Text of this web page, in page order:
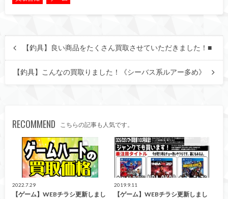
【釣具】良い商品をたくさん買取させていただきました！■
【釣具】こんなの買取りました！《シーバス系ルアー多め》
RECOMMEND こちらの記事も人気です。
買取告知
2022.7.29
【ゲーム】WEBチラシ更新しまし
2019.9.11
【ゲーム】WEBチラシ更新しまし